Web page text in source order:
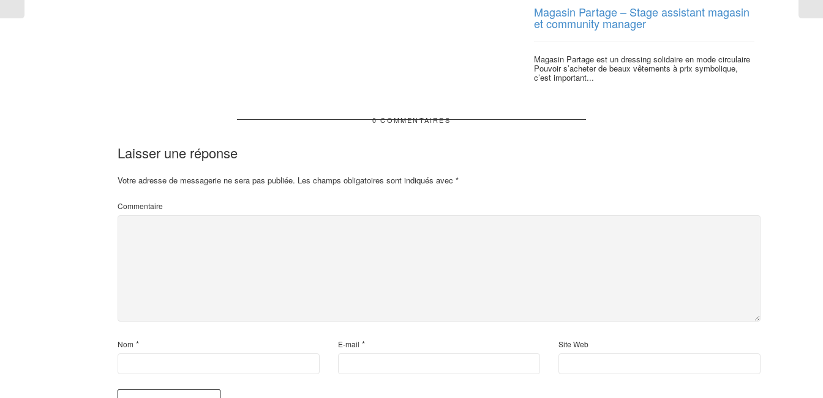
Magasin Partage – Stage assistant magasin
et community manager
Magasin Partage est un dressing solidaire en mode circulaire
Pouvoir s’acheter de beaux vêtements à prix symbolique,
c’est important...
0 COMMENTAIRES
Laisser une réponse
Votre adresse de messagerie ne sera pas publiée. Les champs obligatoires sont indiqués avec *
Commentaire
Nom * E-mail * Site Web